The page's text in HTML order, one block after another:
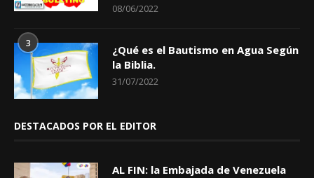
08/06/2022
3
¿Qué es el Bautismo en Agua Según
la Biblia.
31/07/2022
DESTACADOS POR EL EDITOR
AL FIN: la Embajada de Venezuela